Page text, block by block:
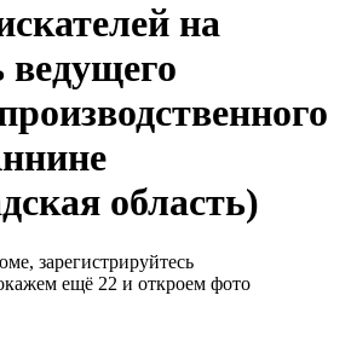
на
ведущего
область)
зарегистрируйтесь
ещё 22 и откроем фото